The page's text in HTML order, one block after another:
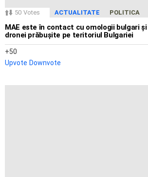
50 Votes ACTUALITATE POLITICA
MAE este în contact cu omologii bulgari
dronei prăbușite pe teritoriul Bulgariei
50
Upvote Downvote